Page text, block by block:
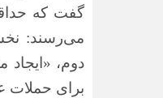
گفت که
می‌رسند:
دوم، «ایجاد
برای حملات